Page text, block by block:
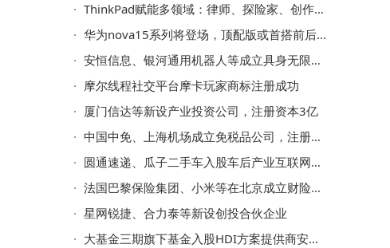
ThinkPad赋能多领域：律师、探险家、创作者共述突破与蜕变
华为nova15系列将登场，顶配版或首搭前后双红枫，影像体验再升级
安恒信息、银河通用机器人等成立具身无限未来智能科技发展企业
摩尔线程社交平台摩卡玩家商标注册成功
厦门信达等新设产业投资公司，注册资本3亿
中国中免、上海机场成立免税品公司，注册资本2亿
圆通速递、瓜子二手车入股车后产业互联网平台邦邦汽服
法国巴黎保险集团、小米等在北京成立财险公司，注册资本10亿
星网锐捷、合力泰等新设创投合伙企业
大基金三期旗下基金入股HDI方案提供商安捷利美维